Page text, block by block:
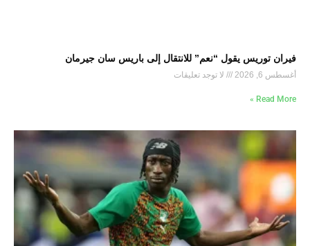
فيران توريس يقول “نعم” للانتقال إلى باريس سان جيرمان
أغسطس 6, 2026 لا توجد تعليقات
Read More »